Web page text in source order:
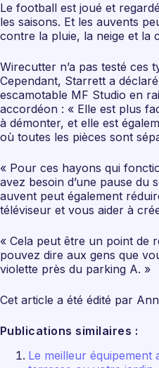
Le football est joué et
les saisons. Et les auvents
contre la pluie, la neige et la
Wirecutter n’a pas testé ces
Cependant, Starrett a
escamotable MF Studio en
accordéon : « Elle est plus
à démonter, et elle est
où toutes les pièces sont
« Pour ces hayons qui
avez besoin d’une pause du
auvent peut également
téléviseur et vous aider à
« Cela peut être un point de
pouvez dire aux gens que
violette près du parking A. »
Cet article a été édité par
Publications similaires :
Le meilleur